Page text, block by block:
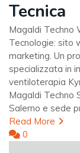
Tecnica
Magaldi Techno
Tecnologie: sito
marketing. Un
specializzata in
ventiloterapia
Magaldi Techno
Salerno e sede
Read More
0